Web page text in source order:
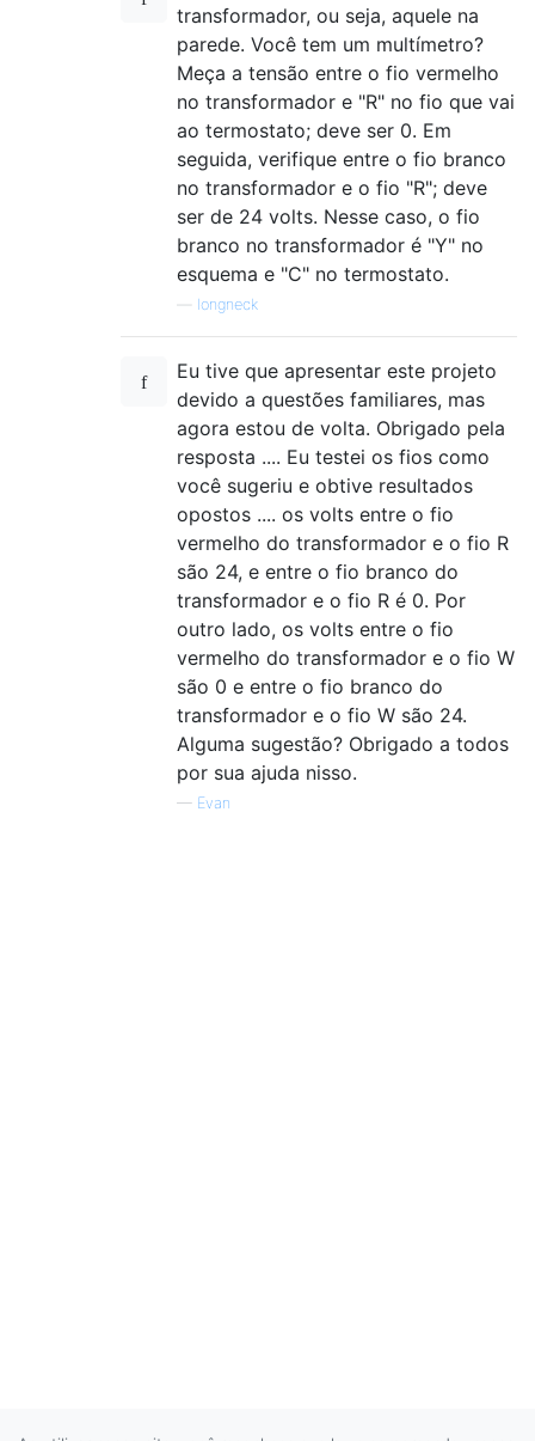
transformador, ou seja, aquele na
parede. Você tem um multímetro?
Meça a tensão entre o fio vermelho
no transformador e "R" no fio que vai
ao termostato; deve ser 0. Em
seguida, verifique entre o fio branco
no transformador e o fio "R"; deve
ser de 24 volts. Nesse caso, o fio
branco no transformador é "Y" no
esquema e "C" no termostato.
longneck
Eu tive que apresentar este projeto
devido a questões familiares, mas
agora estou de volta. Obrigado pela
resposta .... Eu testei os fios como
você sugeriu e obtive resultados
opostos .... os volts entre o fio
vermelho do transformador e o fio R
são 24, e entre o fio branco do
transformador e o fio R é 0. Por
outro lado, os volts entre o fio
vermelho do transformador e o fio W
são 0 e entre o fio branco do
transformador e o fio W são 24.
Alguma sugestão? Obrigado a todos
por sua ajuda nisso.
— Evan